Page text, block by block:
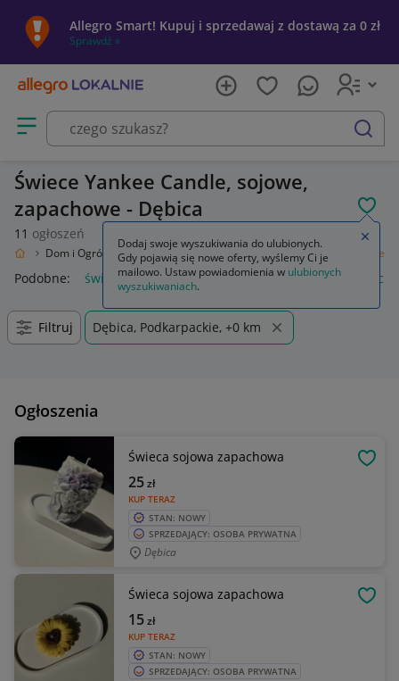
Allegro Smart! Kupuj i sprzedawaj z dostawą za 0 zł
Sprawdź »
Otwórz menu z kategoriami
szukaj
Świece Yankee Candle, sojowe,
zapachowe - Dębica
11 ogłoszeń
Dom i Ogród Wyposażenie Świece i zapachy do domu Świece
Podobne: świece zapłonowe świece sojowe świece
Filtruj Dębica, Podkarpackie, +0 km
Ogłoszenia
Świeca sojowa zapachowa
KUP TERAZ
25zł
STAN: NOWY
SPRZEDAJĄCY: OSOBA PRYWATNA
Dębica
Świeca sojowa zapachowa
KUP TERAZ
15zł
STAN: NOWY
SPRZEDAJĄCY: OSOBA PRYWATNA
Dodaj swoje wyszukiwania do ulubionych.
Gdy pojawią się nowe oferty, wyślemy Ci je
mailowo. Ustaw powiadomienia w ulubionych
wyszukiwaniach.